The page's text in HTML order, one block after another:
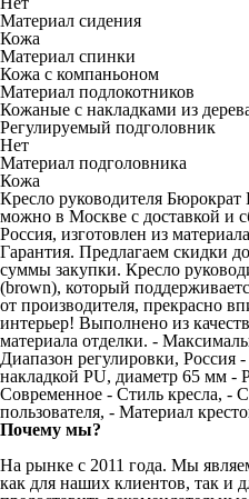
Материал сидения
Кожа
Материал спинки
Кожа с компаньоном
Материал подлокотников
Кожаные с накладками из
Регулируемый подголовник
Нет
Материал подголовника
Кожа
Кресло руководителя
можно в Москве с доставкой и
Россия, изготовлен из
Гарантия. Предлагаем скидки
суммы закупки. Кресло
(brown), который
от производителя, прекрасно
интерьер! Выполнено из
материала отделки. -
Диапазон регулировки, Россия
накладкой PU, диаметр 65 мм -
Современное - Стиль кресла, -
пользователя, - Материал
Почему мы?
На рынке с 2011 года. Мы
как для наших клиентов, так и